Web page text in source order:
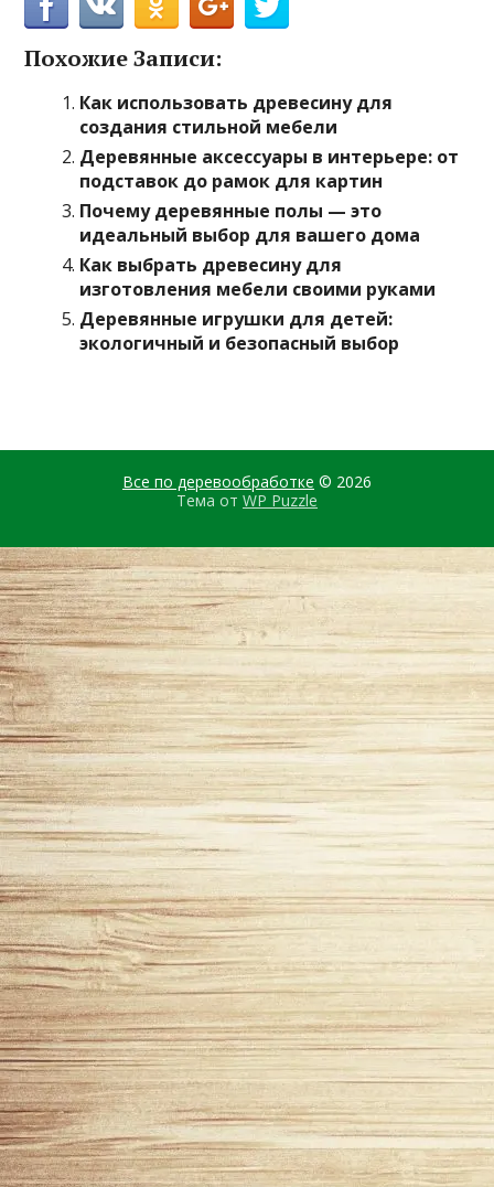
Похожие Записи:
Как использовать древесину для
создания стильной мебели
Деревянные аксессуары в интерьере: от
подставок до рамок для картин
Почему деревянные полы — это
идеальный выбор для вашего дома
Как выбрать древесину для
изготовления мебели своими руками
Деревянные игрушки для детей:
экологичный и безопасный выбор
Все по деревообработке © 2026
Тема от WP Puzzle